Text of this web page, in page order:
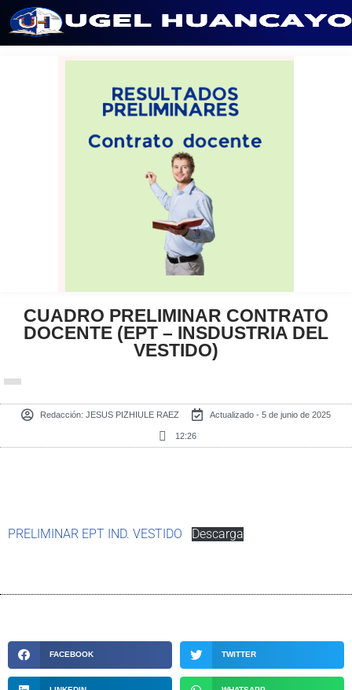
CUADRO PRELIMINAR CONTRATO
DOCENTE (EPT – INSDUSTRIA DEL
VESTIDO)
Redacción: JESUS PIZHIULE RAEZ Actualizado - 5 de junio de 2025
12:26
PRELIMINAR EPT IND. VESTIDO Descarga
FACEBOOK TWITTER